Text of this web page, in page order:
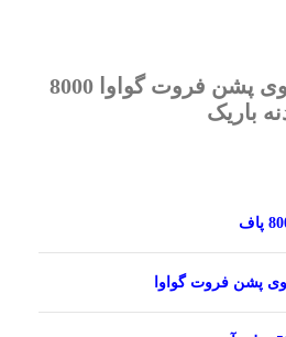
پاد یکبار مصرف کیوی پشن فروت گواوا 8000
باریک
پاف
پشن فروت گواوا